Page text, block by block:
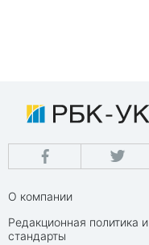
О компании
Редакционная политика и
стандарты